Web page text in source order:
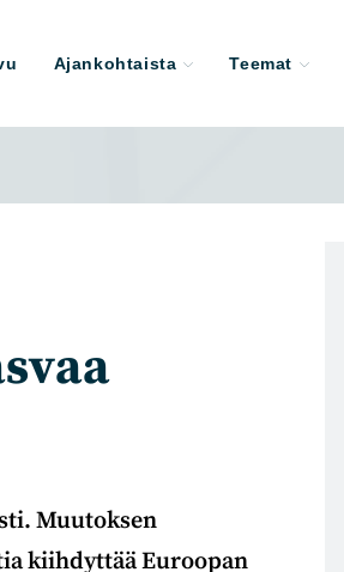
Ajankohtaista Teemat
Muutoksen
kiihdyttää Euroopan